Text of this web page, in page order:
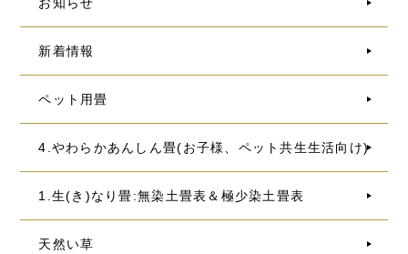
新着情報
ペット用畳
4.やわらかあんしん畳(お子様、ペット共生生活向け)
1.生(き)なり畳:無染土畳表＆極少染土畳表
天然い草